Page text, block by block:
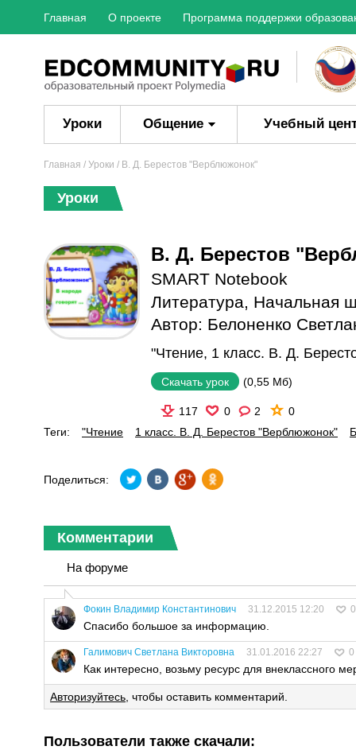
Главная О проекте Программа поддержки
Уроки Общение Учебный
Главная / Уроки / В. Д. Берестов "Верблюжонок"
Уроки
В. Д. Берестов
SMART Notebook
Литература, Начальная
Автор: Белоненко
"Чтение, 1 класс. В. Д.
Скачать урок (0,55 Мб)
117 0 2
0
Теги:
"Чтение 1 класс. В. Д. Берестов "Верблюжонок"
Поделиться:
Комментарии
На форуме
Фокин Владимир Константинович 31.12.2015 12:20 0
Спасибо большое за информацию.
Галимович Cветлана Викторовна 31.01.2016 22:27 0
Как интересно, возьму ресурс для внеклассного
Авторизуйтесь , чтобы оставить комментарий.
Пользователи также скачали: